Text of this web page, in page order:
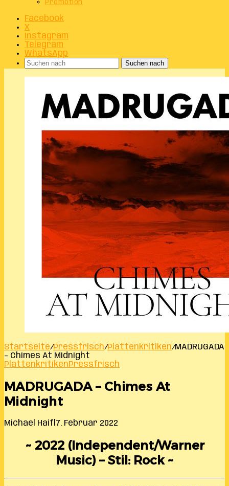
Promotion
Facebook
X
Instagram
Telegram
WhatsApp
Suchen nach
Startseite/Pressfrisch/Plattenkritiken/MADRUGADA
– Chimes At Midnight
PlattenkritikenPressfrisch
MADRUGADA – Chimes At
Midnight
Michael Haifl 7. Februar 2022
~ 2022 (Independent/Warner
Music) – Stil: Rock ~